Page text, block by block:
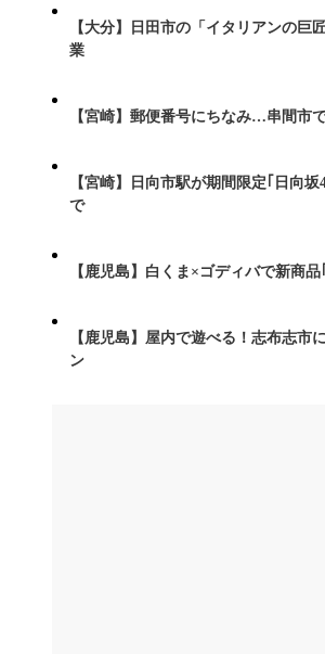
【大分】日田市の「イタリアンの巨
業
【宮崎】郵便番号にちなみ…串間市
【宮崎】日向市駅が期間限定｢日向坂
で
【鹿児島】白くま×ゴディバで新商
【鹿児島】屋内で遊べる！志布志市
ン